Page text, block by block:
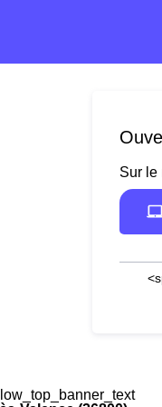
Sur le